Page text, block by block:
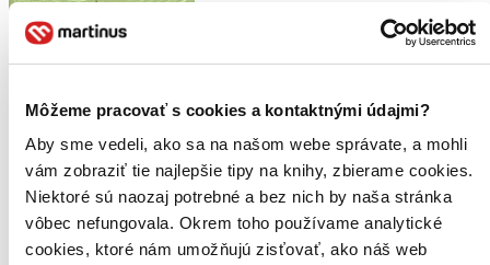
Môžeme pracovať s cookies a kontaktnými údajmi?
Aby sme vedeli, ako sa na našom webe správate, a mohli
vám zobraziť tie najlepšie tipy na knihy, zbierame cookies.
Niektoré sú naozaj potrebné a bez nich by naša stránka
vôbec nefungovala. Okrem toho používame analytické
cookies, ktoré nám umožňujú zisťovať, ako náš web